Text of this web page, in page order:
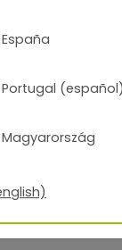
Schäden
Flächen
zu
España
Portugal (español)
Magyarország